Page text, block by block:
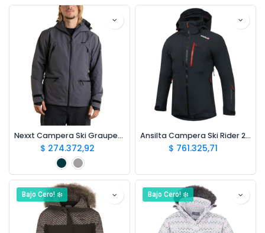
Nexxt Campera Ski Grauper M
$ 274.372,92
Ansilta Campera Ski Rider 2 Gtx M
$ 761.325,71
Bajo Cero! ❄️ Bajo Cero! ❄️
Ivo · Refugio 73
● En línea